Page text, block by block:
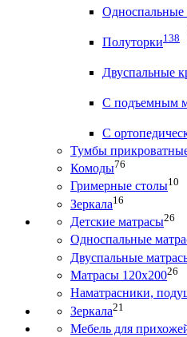
Односпальные
Полуторки138
Двуспальные
С подъемным
С
Тумбы
Комоды76
Гримерные столы10
Зеркала16
Детские матрасы26
Односпальные
Двуспальные
Матрасы 120х20026
Наматрасники,
Зеркала21
Мебель для